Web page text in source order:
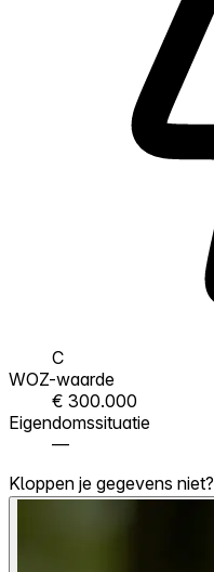
C
WOZ-waarde
€ 300.000
Eigendomssituatie
—
Kloppen je gegevens niet?